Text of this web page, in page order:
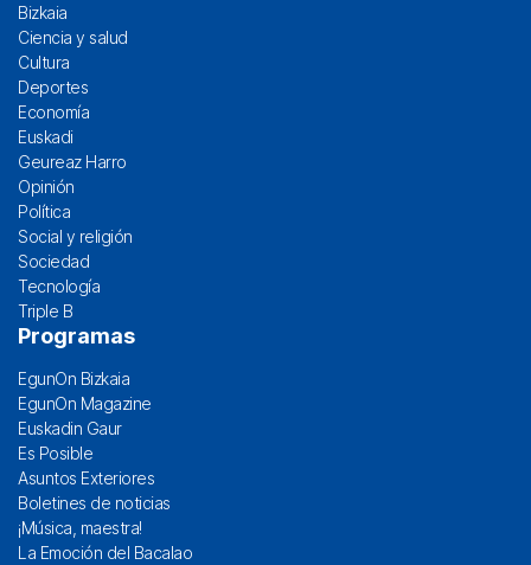
Bizkaia
Ciencia y salud
Cultura
Deportes
Economía
Euskadi
Geureaz Harro
Opinión
Política
Social y religión
Sociedad
Tecnología
Triple B
Programas
EgunOn Bizkaia
EgunOn Magazine
Euskadin Gaur
Es Posible
Asuntos Exteriores
Boletines de noticias
¡Música, maestra!
La Emoción del Bacalao